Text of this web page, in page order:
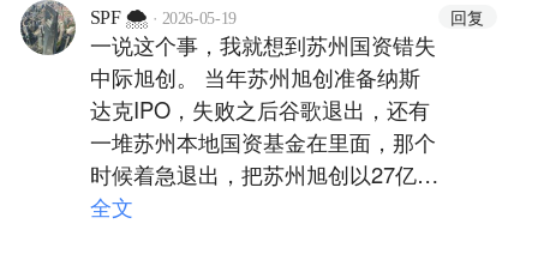
SPF 🌨 · 2026-05-19 回复
一说这个事，我就想到苏州国资错失
中际旭创。 当年苏州旭创准备纳斯
达克IPO，失败之后谷歌退出，还有
一堆苏州本地国资基金在里面，那个
时候着急退出，把苏州旭创以27亿的
低价卖给了山东中际装备，改名中际
全文